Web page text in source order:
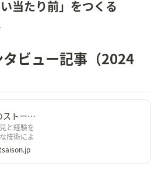
ビュー記事（2024
経営者に聞く革新のストーリー～vol.2～｜SAISON NEWS
と経験を
技術によ
なげてい
のインサ
。